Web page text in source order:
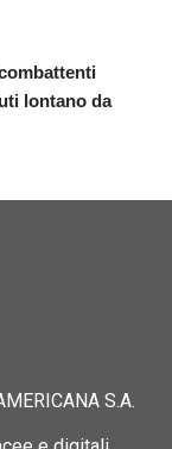
lontano da
S.A.